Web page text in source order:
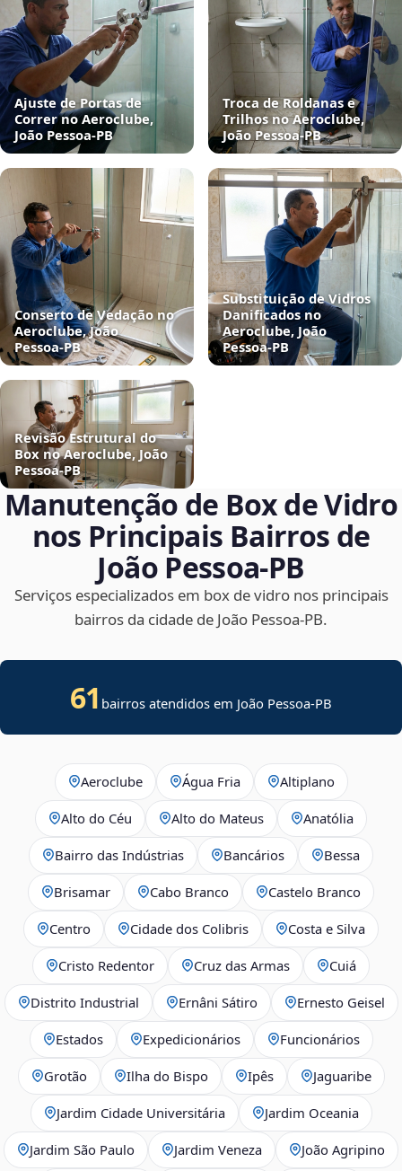
Ajuste de Portas de
Correr no Aeroclube,
João Pessoa‑PB
Troca de Roldanas e
Trilhos no Aeroclube,
João Pessoa‑PB
Conserto de Vedação no
Aeroclube, João
Pessoa‑PB
Substituição de Vidros
Danificados no
Aeroclube, João
Pessoa‑PB
Revisão Estrutural do
Box no Aeroclube, João
Pessoa‑PB
Manutenção de Box de Vidro
nos Principais Bairros de
João Pessoa‑PB
Serviços especializados em box de vidro nos principais
bairros da cidade de João Pessoa‑PB.
61 bairros atendidos em João Pessoa-PB
Aeroclube Água Fria Altiplano
Alto do Céu Alto do Mateus Anatólia
Bairro das Indústrias Bancários Bessa
Brisamar Cabo Branco Castelo Branco
Centro Cidade dos Colibris Costa e Silva
Cristo Redentor Cruz das Armas Cuiá
Distrito Industrial Ernâni Sátiro Ernesto Geisel
Estados Expedicionários Funcionários
Grotão Ilha do Bispo Ipês Jaguaribe
Jardim Cidade Universitária Jardim Oceania
Jardim São Paulo Jardim Veneza João Agripino